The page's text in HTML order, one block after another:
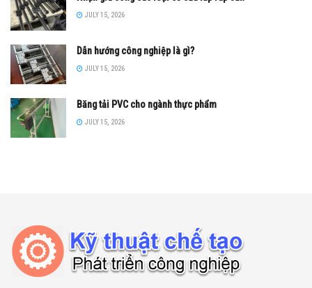
JULY 15, 2026
Dẫn hướng công nghiệp là gì?
JULY 15, 2026
Băng tải PVC cho ngành thực phẩm
JULY 15, 2026